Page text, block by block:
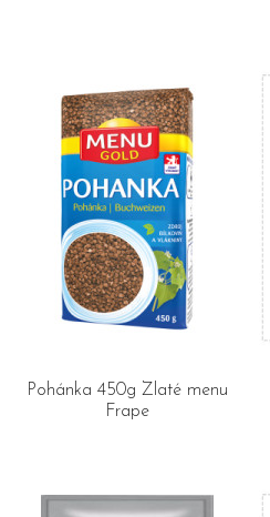
Pohánka 450g Zlaté menu
Frape